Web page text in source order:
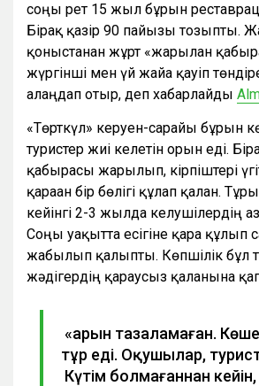
соңғы рет 15 жыл бұрын
Бірақ қазір 90 пайызы тозыпты.
қоныстанған жұрт «жарылған
жүргінші мен үй жайға қауіп
алаңдап отыр, деп хабарлайды
«Төрткүл» керуен-сарайы бұрын
туристер жиі келетін орын еді.
қабырғасы жарылып, кірпіштері
қараған бір бөлігі құлап қалған.
кейінгі 2-3 жылда келушілердің
Соңғы уақытта есігіне қара
жабылып қалыпты. Көпшілік бұл
жәдігердің қараусыз қалғанына
«Қарын тазаламаған.
тұр еді. Оқушылар,
Күтім болмағаннан